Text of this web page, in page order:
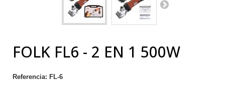
FOLK FL6 - 2 EN 1 500W
Referencia: FL-6